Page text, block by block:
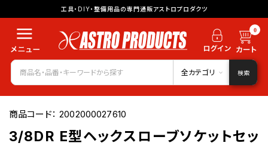
工具・DIY・整備用品の専門通販アストロプロダクツ
0
全カテゴリ 検索
商品コード：2002000027610
3/8DR E型ヘックスローブソケットセッ